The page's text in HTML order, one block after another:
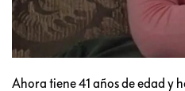
Ahora tiene 41 años de edad y